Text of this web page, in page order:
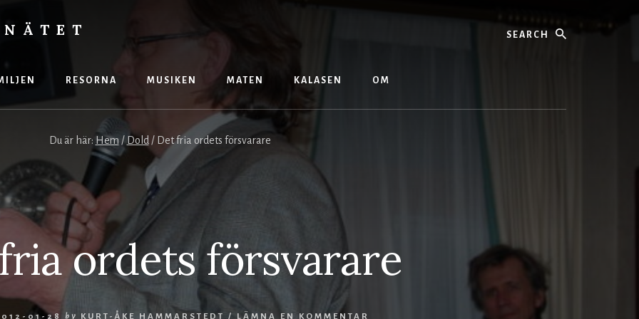
RESORNA MUSIKEN MATEN KALASEN OM
Du är här: Hem / Dold /Det fria ordets försvarare
ordets försvarare
01-28 by KURT-ÅKE HAMMARSTEDT / LÄMNA EN KOMMENTAR